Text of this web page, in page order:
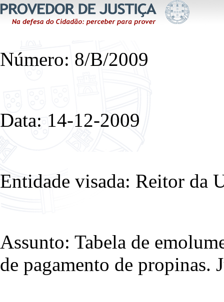
Número: 8/B/2009
Data: 14-12-2009
Entidade visada: Reitor da
Assunto: Tabela de
de pagamento de propinas.